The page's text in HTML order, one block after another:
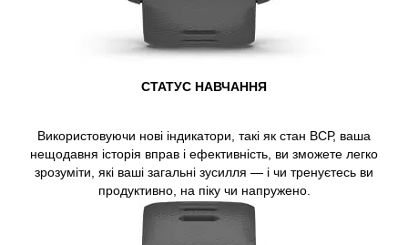
СТАТУС НАВЧАННЯ
Використовуючи нові індикатори, такі як стан ВСР, ваша
нещодавня історія вправ і ефективність, ви зможете легко
зрозуміти, які ваші загальні зусилля — і чи тренуєтесь ви
продуктивно, на піку чи напружено.